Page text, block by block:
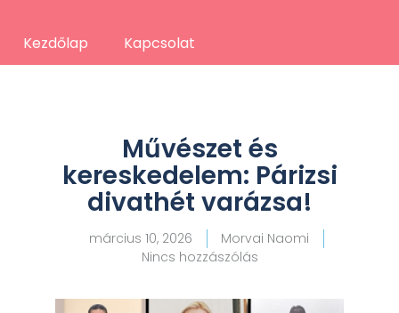
Kezdőlap Kapcsolat
Művészet és
kereskedelem: Párizsi
divathét varázsa!
március 10, 2026
Morvai Naomi
Nincs hozzászólás